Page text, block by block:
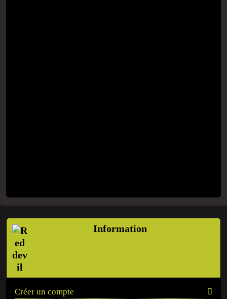
Information
Créer un compte